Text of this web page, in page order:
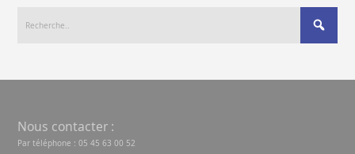
Nous contacter :
Par téléphone : 05 45 63 00 52